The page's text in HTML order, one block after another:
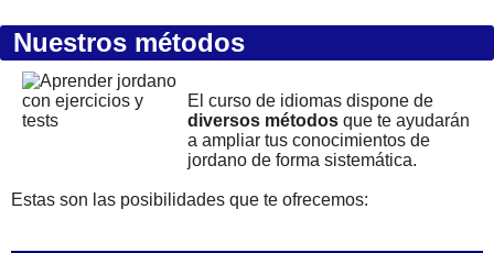
Nuestros métodos
El curso de idiomas dispone de
diversos métodos que te ayudarán
a ampliar tus conocimientos de
jordano de forma sistemática.
Estas son las posibilidades que te ofrecemos: